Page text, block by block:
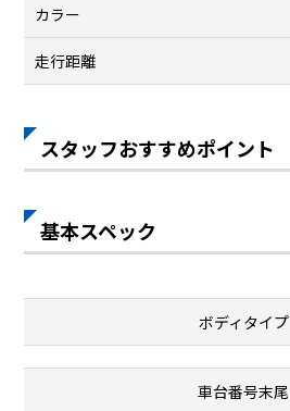
カラー
走行距離
スタッフおすすめポイント
基本スペック
ボディタイプ
車台番号末尾